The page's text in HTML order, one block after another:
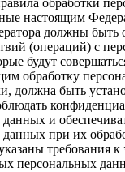
настоящим
должны быть
(операций) с
будут
обработку
должна быть
и
при их
требования к
персональных